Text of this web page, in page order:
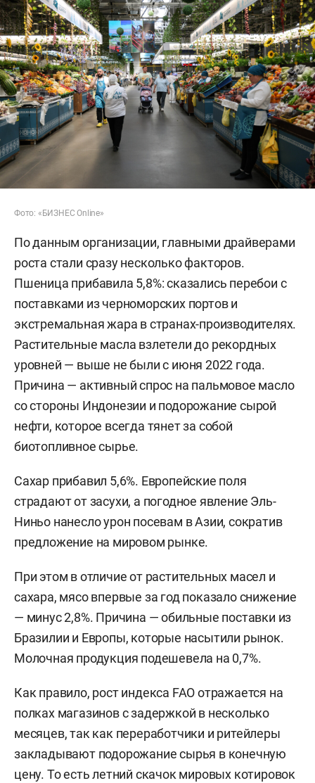
Фото: «БИЗНЕС Online»
По данным организации, главными драйверами
роста стали сразу несколько факторов.
Пшеница прибавила 5,8%: сказались перебои с
поставками из черноморских портов и
экстремальная жара в странах-производителях.
Растительные масла взлетели до рекордных
уровней — выше не были с июня 2022 года.
Причина — активный спрос на пальмовое масло
со стороны Индонезии и подорожание сырой
нефти, которое всегда тянет за собой
биотопливное сырье.
Сахар прибавил 5,6%. Европейские поля
страдают от засухи, а погодное явление Эль-
Ниньо нанесло урон посевам в Азии, сократив
предложение на мировом рынке.
При этом в отличие от растительных масел и
сахара, мясо впервые за год показало снижение
— минус 2,8%. Причина — обильные поставки из
Бразилии и Европы, которые насытили рынок.
Молочная продукция подешевела на 0,7%.
Как правило, рост индекса FAO отражается на
полках магазинов с задержкой в несколько
месяцев, так как переработчики и ритейлеры
закладывают подорожание сырья в конечную
цену. То есть летний скачок мировых котировок